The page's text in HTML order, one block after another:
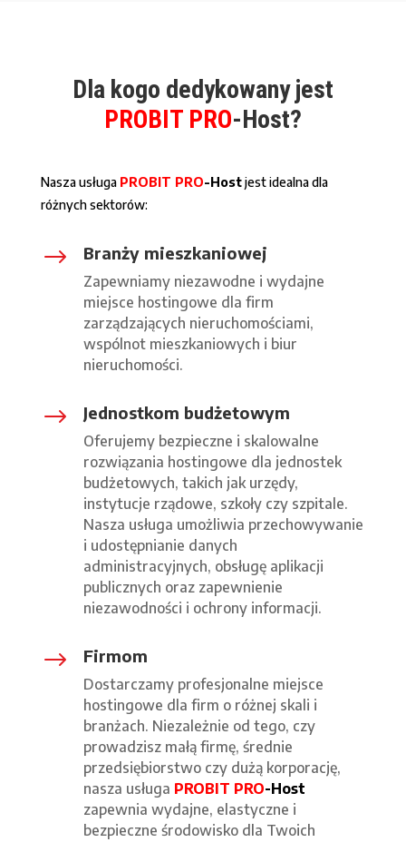
Dla kogo dedykowany jest
PROBIT PRO-Host?
Nasza usługa PROBIT PRO-Hostjest idealna dla
różnych sektorów:
$ Branży mieszkaniowej
Zapewniamy niezawodne i wydajne
miejsce hostingowe dla firm
zarządzających nieruchomościami,
wspólnot mieszkaniowych i biur
nieruchomości.
$ Jednostkom budżetowym
Oferujemy bezpieczne i skalowalne
rozwiązania hostingowe dla jednostek
budżetowych, takich jak urzędy,
instytucje rządowe, szkoły czy szpitale.
Nasza usługa umożliwia przechowywanie
i udostępnianie danych
administracyjnych, obsługę aplikacji
publicznych oraz zapewnienie
niezawodności i ochrony informacji.
$ Firmom
Dostarczamy profesjonalne miejsce
hostingowe dla firm o różnej skali i
branżach. Niezależnie od tego, czy
prowadzisz małą firmę, średnie
przedsiębiorstwo czy dużą korporację,
nasza usługa PROBIT PRO-Host
zapewnia wydajne, elastyczne i
bezpieczne środowisko dla Twoich